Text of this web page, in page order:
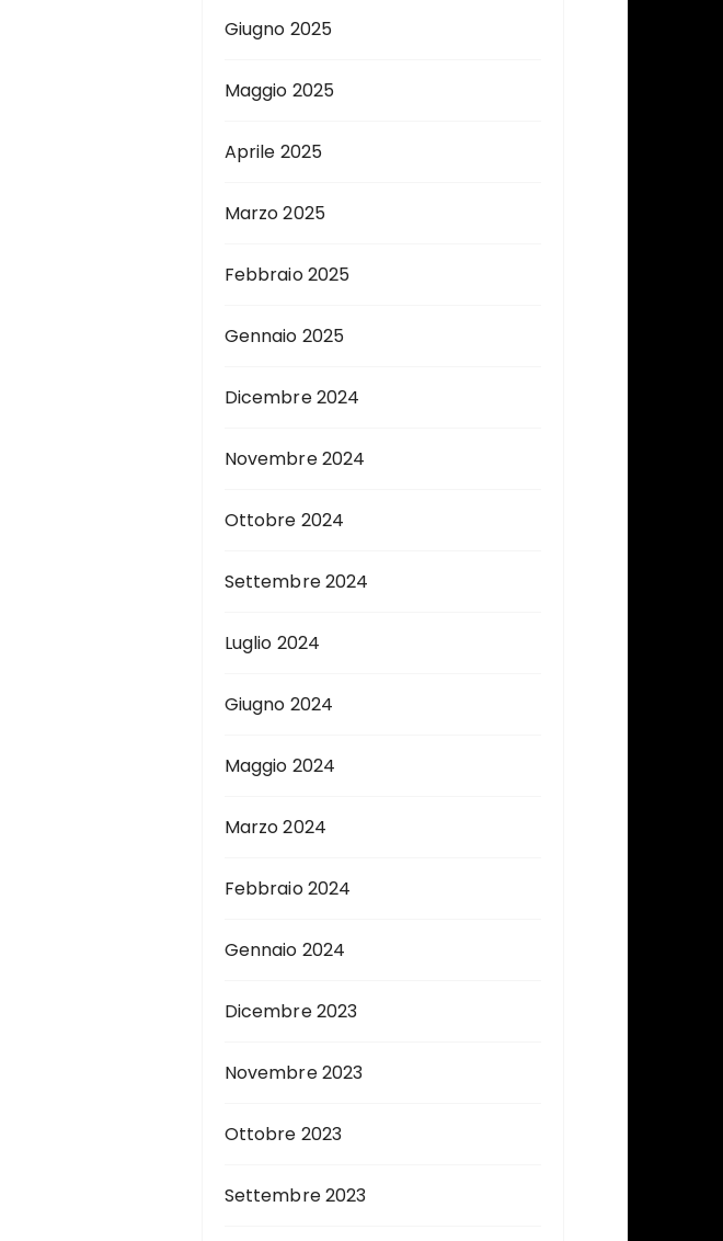
Giugno 2025
Maggio 2025
Aprile 2025
Marzo 2025
Febbraio 2025
Gennaio 2025
Dicembre 2024
Novembre 2024
Ottobre 2024
Settembre 2024
Luglio 2024
Giugno 2024
Maggio 2024
Marzo 2024
Febbraio 2024
Gennaio 2024
Dicembre 2023
Novembre 2023
Ottobre 2023
Settembre 2023